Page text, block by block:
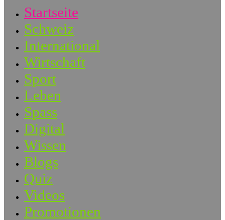
Startseite
Schweiz
International
Wirtschaft
Sport
Leben
Spass
Digital
Wissen
Blogs
Quiz
Videos
Promotionen